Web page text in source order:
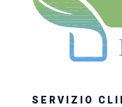
SERVIZIO